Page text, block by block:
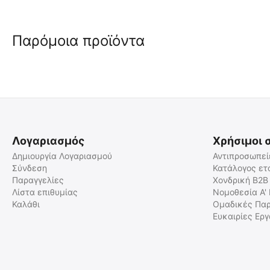
Παρόμοια προϊόντα
Flexislide Φορείο Σεντόνι
Μεταφοράς Ασθενούς
SP/ST/395
Πλήρες Σετ Ακινητοποίησης
Άμεσα διαθέσιμο
Λογαριασμός
Δημιουργία Λογαριασμού
Σύνδεση
Παραγγελίες
Λίστα επιθυμίας
Καλάθι
Χρήσιμοι
Κατάλογος
Χονδρική B2B
Νομοθεσία Α'
Ομαδικές
Ευκαιρίες